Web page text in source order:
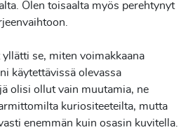
Olen toisaalta myös perehtynyt
se, miten voimakkaana
käytettävissä olevassa
olisi ollut vain muutamia, ne
kuriositeeteilta, mutta
enemmän kuin osasin kuvitella.